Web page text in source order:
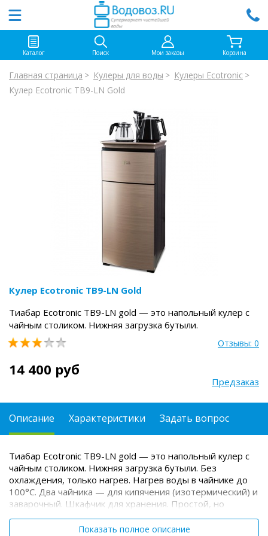
Каталог Поиск Мои заказы Корзина
Главная страница Кулеры для воды
Кулеры Ecotronic
Кулер Ecotronic TB9-LN Gold
Кулер Ecotronic TB9-LN Gold
Тиабар Ecotronic TB9-LN gold — это напольный кулер с
чайным столиком. Нижняя загрузка бутыли.
Отзывы: 0
14 400 руб
Предзаказ
Описание Характеристики Задать вопрос
Тиабар Ecotronic TB9-LN gold — это напольный кулер с
чайным столиком. Нижняя загрузка бутыли. Без
охлаждения, только нагрев. Нагрев воды в чайнике до
100°С. Два чайника — для кипячения (изотермический) и
заварочный. Шкафчик для хранения. Простой, но
многофункциональный тиабар: Функция
энергосбережения — время работы регулируется от 1
Показать полное описание